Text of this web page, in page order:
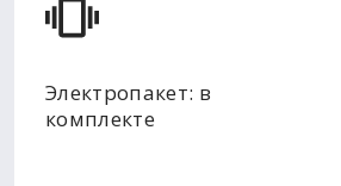
Электропакет: в
комплекте